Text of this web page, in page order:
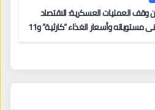
من وقف العمليات العسكرية: الاقتصاد
الإيراني في أدنى مستوياته وأسعار الغذاء “كارثية” و11